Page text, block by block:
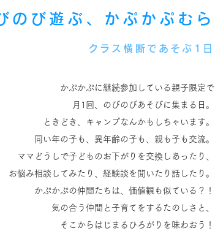
のび遊ぶ、かぷかぷむら
クラス横断であそぶ1日
かぷかぷに継続参加している親子限定で
月1回、のびのびあそびに集まる日。
ときどき、キャンプなんかもしちゃいます。
同い年の子も、異年齢の子も、親も子も交流。
ママどうしで子どものお下がりを交換しあったり、
お悩み相談してみたり、経験談を聞いたり話したり。
かぷかぷの仲間たちは、価値観も似ている？！
気の合う仲間と子育てをするたのしさと、
そこからはじまるひろがりを味わおう！